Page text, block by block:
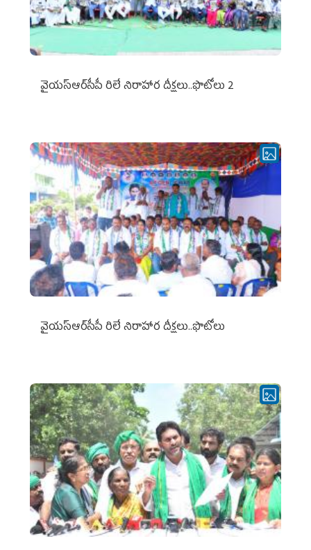
వైయ‌స్ఆర్‌సీపీ రిలే నిరాహార దీక్షలు..ఫొటోలు 2
వైయ‌స్ఆర్‌సీపీ రిలే నిరాహార దీక్షలు..ఫొటోలు